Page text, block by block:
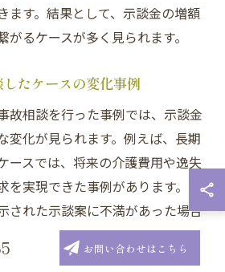
ます。結果として、示談金の増額
るケースが多く見られます。
たケースの変化事例
故相談を行った事例では、示談金
変化が見られます。例えば、長期
ースでは、将来の介護費用や逸失
を実現できた事例があります。ま
された示談案に不満があった場合
ることで、慰謝料や損害賠償額が
が多いです。こうした変化は、専
お問い合わせはこちら